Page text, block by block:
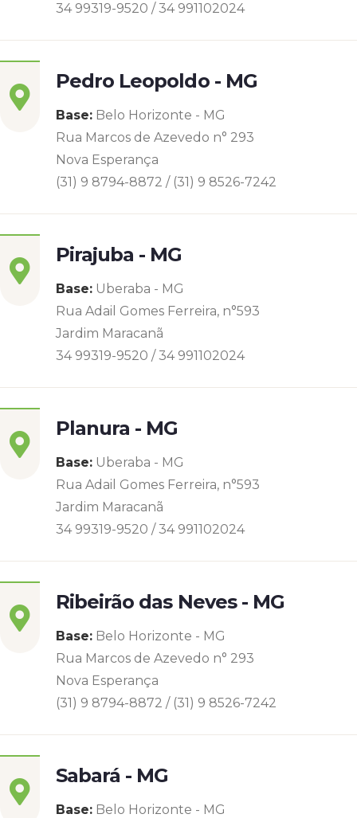
34 99319-9520 / 34 991102024
Pedro Leopoldo - MG
Base: Belo Horizonte - MG
Rua Marcos de Azevedo n° 293
Nova Esperança
(31) 9 8794-8872 / (31) 9 8526-7242
Pirajuba - MG
Base: Uberaba - MG
Rua Adail Gomes Ferreira, n°593
Jardim Maracanã
34 99319-9520 / 34 991102024
Planura - MG
Base: Uberaba - MG
Rua Adail Gomes Ferreira, n°593
Jardim Maracanã
34 99319-9520 / 34 991102024
Ribeirão das Neves - MG
Base: Belo Horizonte - MG
Rua Marcos de Azevedo n° 293
Nova Esperança
(31) 9 8794-8872 / (31) 9 8526-7242
Sabará - MG
Base: Belo Horizonte - MG